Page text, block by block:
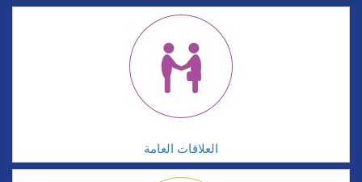
العلاقات العامة